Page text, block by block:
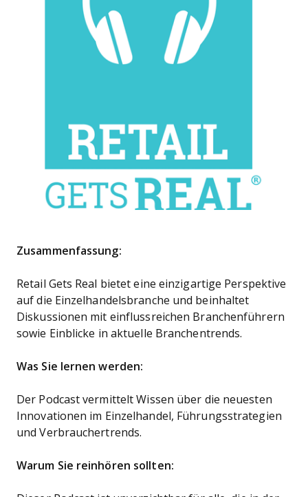
Zusammenfassung:
Retail Gets Real bietet eine einzigartige Perspektive
auf die Einzelhandelsbranche und beinhaltet
Diskussionen mit einflussreichen Branchenführern
sowie Einblicke in aktuelle Branchentrends.
Was Sie lernen werden:
Der Podcast vermittelt Wissen über die neuesten
Innovationen im Einzelhandel, Führungsstrategien
und Verbrauchertrends.
Warum Sie reinhören sollten: